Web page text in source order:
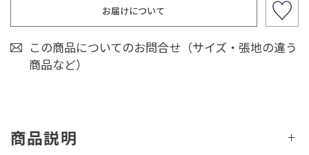
お届けについて
この商品についてのお問合せ（サイズ・張地の違う
商品など）
商品説明